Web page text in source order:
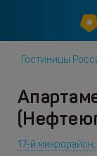
Гостиницы
17-й микрорайон,